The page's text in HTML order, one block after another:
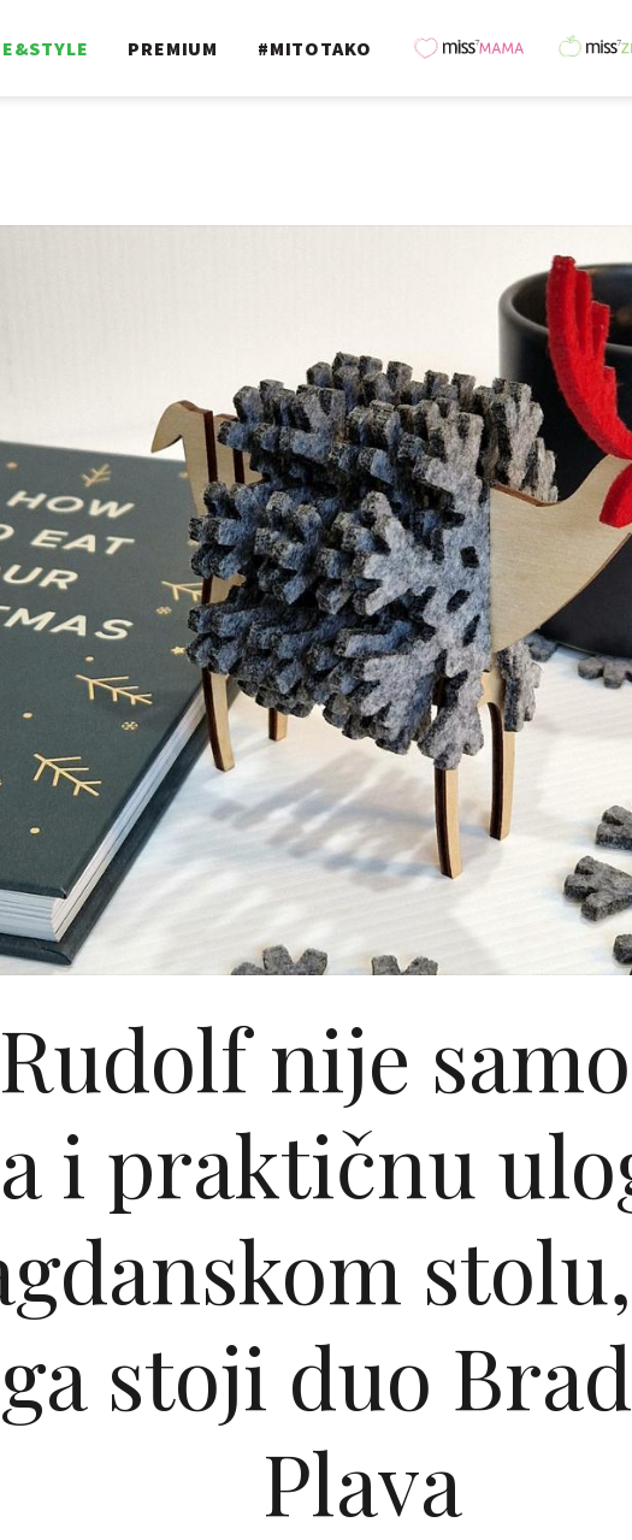
PREMIUM #MITOTAKO
nije
i praktičnu
stoji duo
Plava